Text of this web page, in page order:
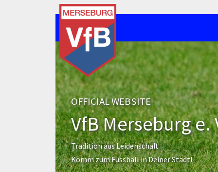
OFFICIAL WEBSITE
VfB Merseburg e.
Tradition aus Leidenschaft
Komm zum Fussball in Deiner Stadt!